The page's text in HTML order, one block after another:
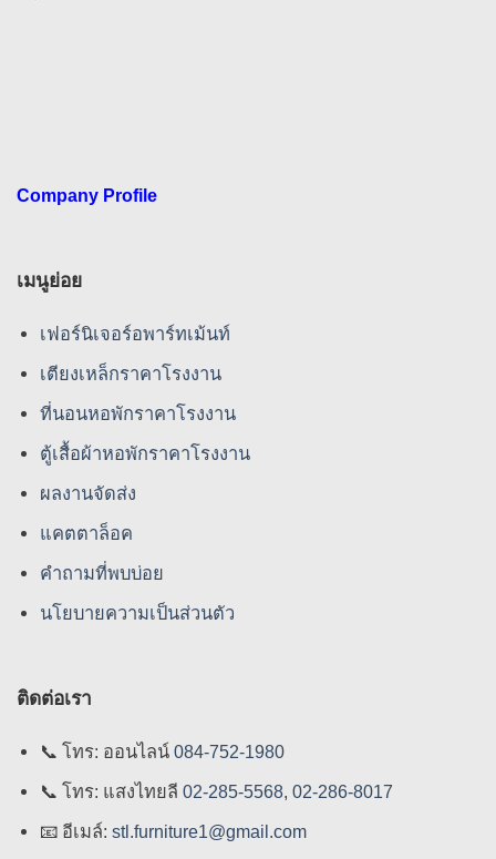
Company Profile
เมนูย่อย
เฟอร์นิเจอร์อพาร์ทเม้นท์
เตียงเหล็กราคาโรงงาน
ที่นอนหอพักราคาโรงงาน
ตู้เสื้อผ้าหอพักราคาโรงงาน
ผลงานจัดส่ง
แคตตาล็อค
คําถามที่พบบ่อย
นโยบายความเป็นส่วนตัว
ติดต่อเรา
📞โทร: ออนไลน์084-752-1980
📞โทร: แสงไทยลี 02-285-5568,02-286-8017
📧 อีเมล์:stl.furniture1@gmail.com